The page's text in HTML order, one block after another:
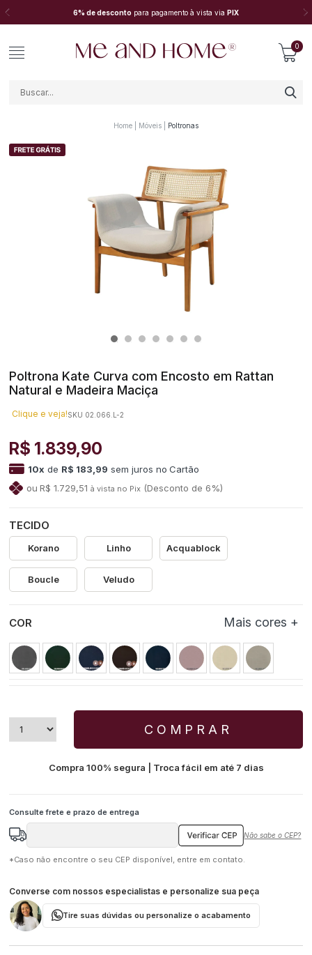
6% de desconto para pagamento à vista viaPIX
0
Home Móveis Poltronas
Poltrona Kate Curva com Encosto em Rattan
Natural e Madeira Maciça
Clique e veja!SKU 02.066.L-2
R$ 1.839,90
10x de R$ 183,99 sem juros no
R$ 1.729,51
(Desconto de 6%)
TECIDO
Korano Linho Acquablock
Boucle Veludo
COR
COMPRAR
Compra 100% segura | Troca fácil em até 7 dias
Não sabe o CEP?
*Caso não encontre o seu CEP disponível, entre em contato.
Converse com nossos especialistas e personalize sua peça
Tire suas dúvidas ou personalize o acabamento